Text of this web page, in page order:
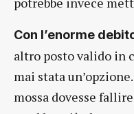
Con l’enorme
altro posto valido in
mai stata
mossa dovesse